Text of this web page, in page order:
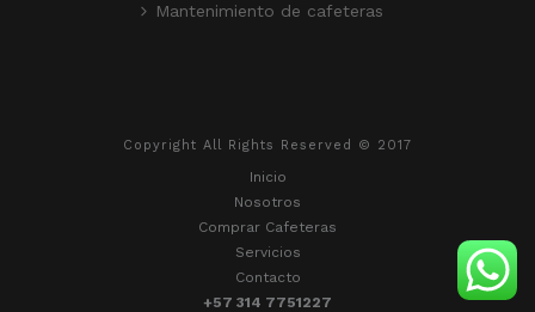
Mantenimiento de cafeteras
Copyright All Rights Reserved © 2017
Inicio
Nosotros
Comprar Cafeteras
Servicios
Contacto
+57 314 7751227